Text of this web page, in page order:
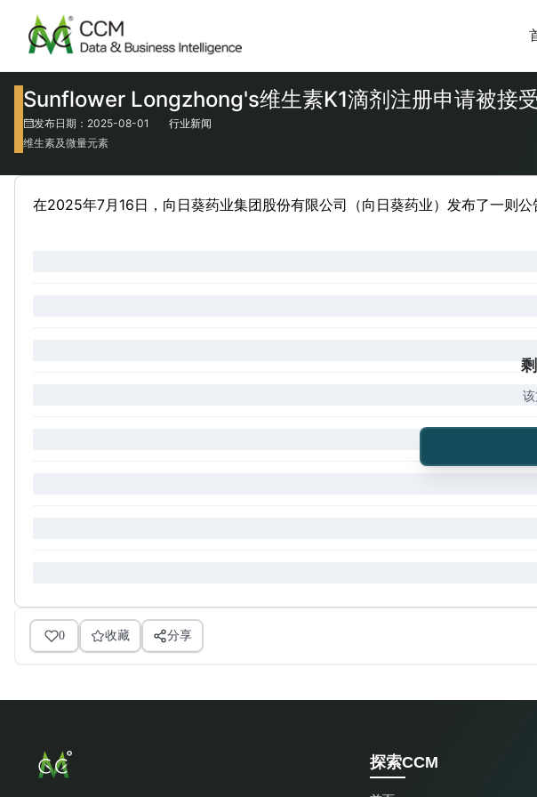
Sunflower Longzhong's维生素K1滴剂注册申请被接受
发布日期：2025-08-01
行业新闻
维生素及微量元素
在2025年7月16日，向日葵药业集团股份有限公司（向日葵药业）发布了一则
0 收藏 分享
探索CCM